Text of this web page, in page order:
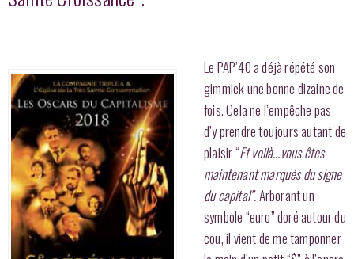
Le PAP’40 a déjà répété son
gimmick une bonne dizaine de
fois. Cela ne l’empêche pas
d’y prendre toujours autant de
plaisir “Et voilà…vous êtes
maintenant marqués du signe
du capital”.Arborant un
symbole “euro” doré autour du
cou, il vient de me tamponner